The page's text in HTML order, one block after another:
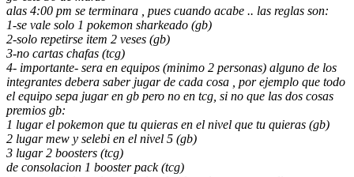
alas 4:00 pm se terminara , pues cuando acabe .. las reglas son:
1-se vale solo 1 pokemon sharkeado (gb)
2-solo repetirse item 2 veses (gb)
3-no cartas chafas (tcg)
4- importante- sera en equipos (minimo 2 personas) alguno de los
integrantes debera saber jugar de cada cosa , por ejemplo que todo
el equipo sepa jugar en gb pero no en tcg, si no que las dos cosas
premios gb:
1 lugar el pokemon que tu quieras en el nivel que tu quieras (gb)
2 lugar mew y selebi en el nivel 5 (gb)
3 lugar 2 boosters (tcg)
de consolacion 1 booster pack (tcg)